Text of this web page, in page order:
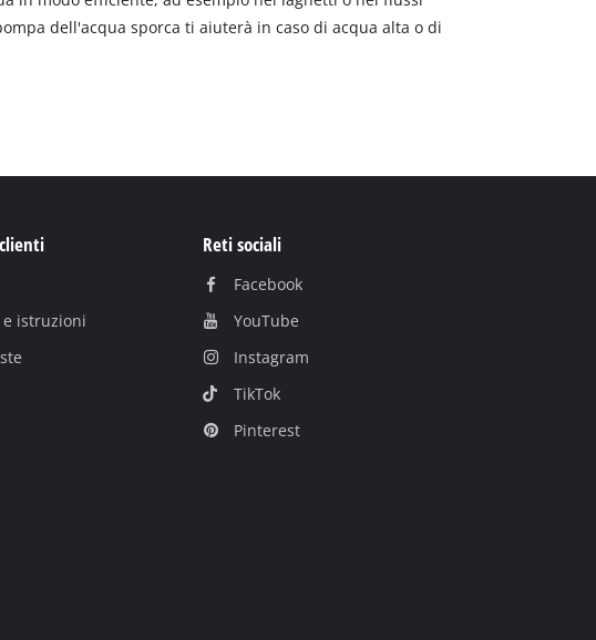
dell'acqua sporca ti aiuterà in caso di acqua alta o di
e istruzioni
Reti sociali
Facebook
YouTube
Instagram
TikTok
Pinterest